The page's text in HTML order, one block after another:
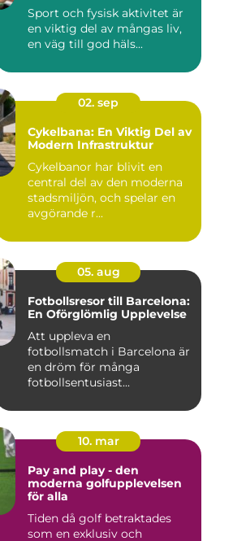
Sport och fysisk aktivitet är
en viktig del av mångas liv,
en väg till god häls...
02. sep
Cykelbana: En Viktig Del av
Modern Infrastruktur
Cykelbanor har blivit en
central del av den moderna
stadsmiljön, och spelar en
avgörande r...
05. aug
Fotbollsresor till Barcelona:
En Oförglömlig Upplevelse
Att uppleva en
fotbollsmatch i Barcelona är
en dröm för många
fotbollsentusiast...
10. mar
Pay and play - den
moderna golfupplevelsen
för alla
Tiden då golf betraktades
som en exklusiv och